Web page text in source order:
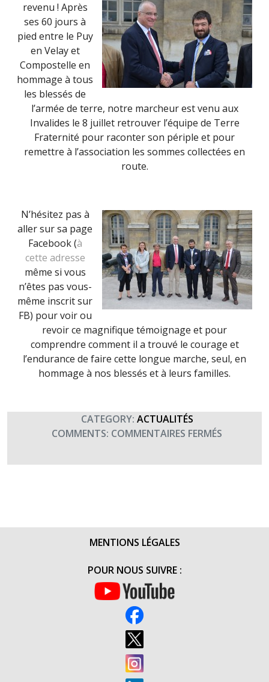
revenu ! Après
ses 60 jours à
pied entre le Puy
en Velay et
Compostelle en
hommage à tous
les blessés de
l’armée de terre, notre marcheur est venu aux
Invalides le 8 juillet retrouver l’équipe de Terre
Fraternité pour raconter son périple et pour
remettre à l’association les sommes collectées en
route.
N’hésitez pas à
aller sur sa page
Facebook (à
cette adresse
même si vous
n’êtes pas vous-
même inscrit sur
FB) pour voir ou
revoir ce magnifique témoignage et pour
comprendre comment il a trouvé le courage et
l’endurance de faire cette longue marche, seul, en
hommage à nos blessés et à leurs familles.
CATEGORY: ACTUALITÉS
COMMENTS: COMMENTAIRES FERMÉS
MENTIONS LÉGALES
POUR NOUS SUIVRE :